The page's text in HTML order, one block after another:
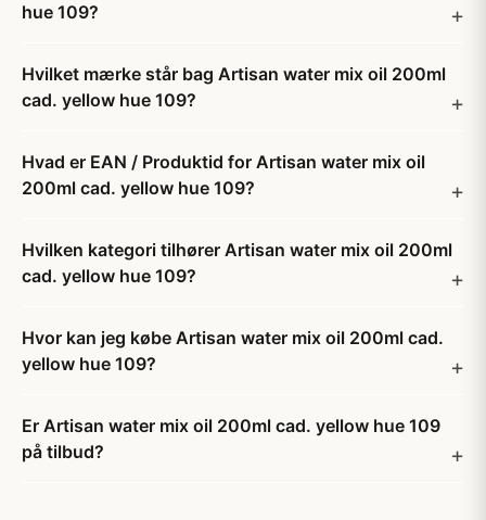
hue 109?
Hvilket mærke står bag Artisan water mix oil 200ml
cad. yellow hue 109?
Hvad er EAN / Produktid for Artisan water mix oil
200ml cad. yellow hue 109?
Hvilken kategori tilhører Artisan water mix oil 200ml
cad. yellow hue 109?
Hvor kan jeg købe Artisan water mix oil 200ml cad.
yellow hue 109?
Er Artisan water mix oil 200ml cad. yellow hue 109
på tilbud?